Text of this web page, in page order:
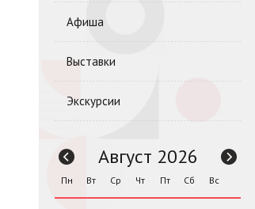
Афиша
Выставки
Экскурсии
Август 2026
Пн Вт Ср Чт Пт Сб Вс